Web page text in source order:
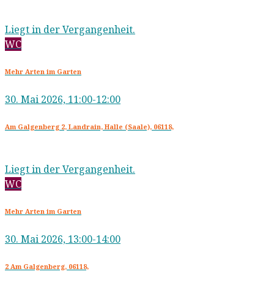
Liegt in der Vergangenheit.
WC
Mehr Arten im Garten
30. Mai 2026, 11:00-12:00
Am Galgenberg 2, Landrain, Halle (Saale), 06118,
Liegt in der Vergangenheit.
WC
Mehr Arten im Garten
30. Mai 2026, 13:00-14:00
2 Am Galgenberg, 06118,